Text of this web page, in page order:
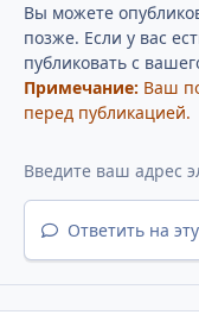
Вы можете
позже. Если у вас
публиковать с
Примечание: Ваш
перед публикацией.
Ответить на